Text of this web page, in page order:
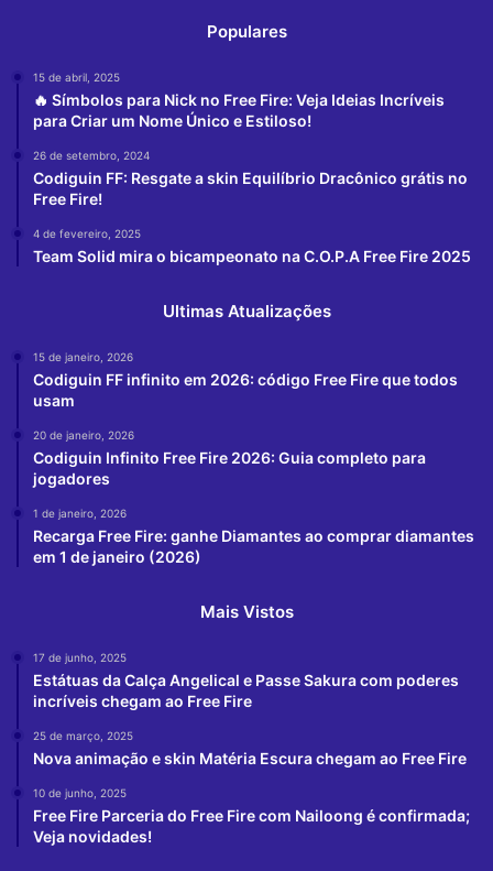
Populares
15 de abril, 2025
🔥 Símbolos para Nick no Free Fire: Veja Ideias Incríveis
para Criar um Nome Único e Estiloso!
26 de setembro, 2024
Codiguin FF: Resgate a skin Equilíbrio Dracônico grátis no
Free Fire!
4 de fevereiro, 2025
Team Solid mira o bicampeonato na C.O.P.A Free Fire 2025
Ultimas Atualizações
15 de janeiro, 2026
Codiguin FF infinito em 2026: código Free Fire que todos
usam
20 de janeiro, 2026
Codiguin Infinito Free Fire 2026: Guia completo para
jogadores
1 de janeiro, 2026
Recarga Free Fire: ganhe Diamantes ao comprar diamantes
em 1 de janeiro (2026)
Mais Vistos
17 de junho, 2025
Estátuas da Calça Angelical e Passe Sakura com poderes
incríveis chegam ao Free Fire
25 de março, 2025
Nova animação e skin Matéria Escura chegam ao Free Fire
10 de junho, 2025
Free Fire Parceria do Free Fire com Nailoong é confirmada;
Veja novidades!